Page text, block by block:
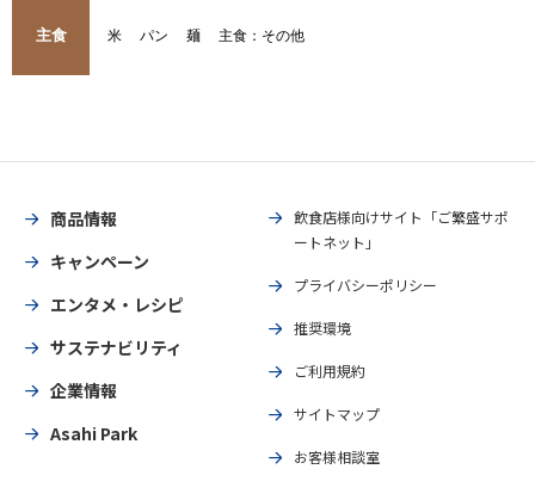
主食 米 パン 麺 主食：その他
商品情報
キャンペーン
エンタメ・レシピ
サステナビリティ
企業情報
Asahi Park
飲食店様向けサイト「ご繁盛サポ
ートネット」
プライバシーポリシー
推奨環境
ご利用規約
サイトマップ
お客様相談室